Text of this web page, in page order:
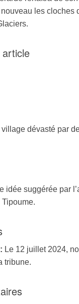
les cloches
village dévasté par
idée suggérée par
Le 12 juillet 2024,
tribune.